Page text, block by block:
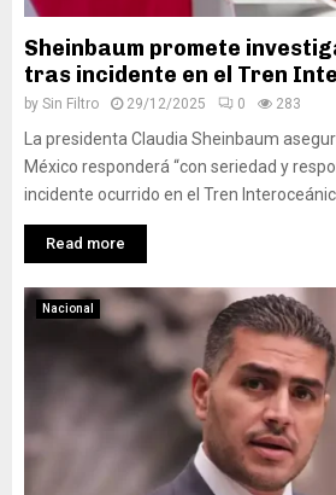
Sheinbaum promete
tras incidente en el Tren
by Sin Filtro 29/12/2025 0 283
La presidenta Claudia Sheinbaum
México responderá “con seriedad y
incidente ocurrido en el Tren
Read more
Nacional